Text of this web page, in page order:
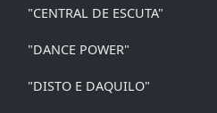
"CENTRAL DE ESCUTA"
"DANCE POWER"
"DISTO E DAQUILO"